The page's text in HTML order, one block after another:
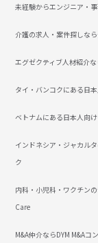
未経験からエンジニア・
介護の求人・案件探しな
エグゼクティブ人材紹介
タイ・バンコクにある日
ベトナムにある日本人向
インドネシア・ジャカル
ク
内科・小児科・ワクチン
Care
M&A仲介ならDYM M&Aコ